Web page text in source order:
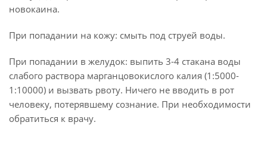
новокаина.
При попадании на кожу: смыть под струей воды.
При попадании в желудок: выпить 3-4 стакана воды
слабого раствора марганцовокислого калия (1:5000-
1:10000) и вызвать рвоту. Ничего не вводить в рот
человеку, потерявшему сознание. При необходимости
обратиться к врачу.